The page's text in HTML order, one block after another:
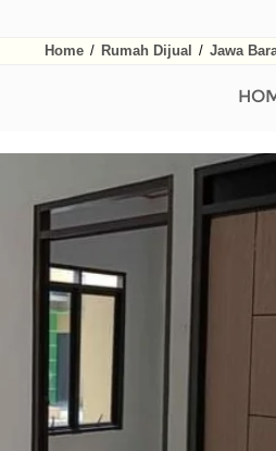
Home / Rumah Dijual / Jawa